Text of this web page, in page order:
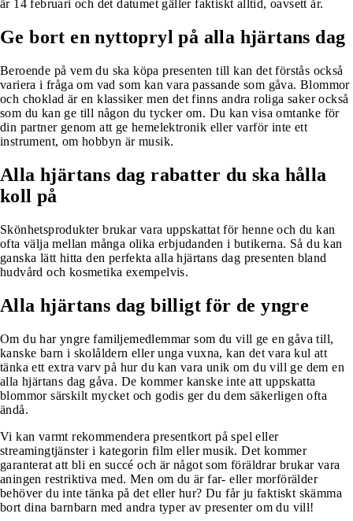
är 14 februari och det datumet gäller faktiskt alltid, oavsett år.
Ge bort en nyttopryl på alla hjärtans dag
Beroende på vem du ska köpa presenten till kan det förstås också
variera i fråga om vad som kan vara passande som gåva. Blommor
och choklad är en klassiker men det finns andra roliga saker också
som du kan ge till någon du tycker om. Du kan visa omtanke för
din partner genom att ge hemelektronik eller varför inte ett
instrument, om hobbyn är musik.
Alla hjärtans dag rabatter du ska hålla
koll på
Skönhetsprodukter brukar vara uppskattat för henne och du kan
ofta välja mellan många olika erbjudanden i butikerna. Så du kan
ganska lätt hitta den perfekta alla hjärtans dag presenten bland
hudvård och kosmetika exempelvis.
Alla hjärtans dag billigt för de yngre
Om du har yngre familjemedlemmar som du vill ge en gåva till,
kanske barn i skolåldern eller unga vuxna, kan det vara kul att
tänka ett extra varv på hur du kan vara unik om du vill ge dem en
alla hjärtans dag gåva. De kommer kanske inte att uppskatta
blommor särskilt mycket och godis ger du dem säkerligen ofta
ändå.
Vi kan varmt rekommendera presentkort på spel eller
streamingtjänster i kategorin film eller musik. Det kommer
garanterat att bli en succé och är något som föräldrar brukar vara
aningen restriktiva med. Men om du är far- eller morförälder
behöver du inte tänka på det eller hur? Du får ju faktiskt skämma
bort dina barnbarn med andra typer av presenter om du vill!